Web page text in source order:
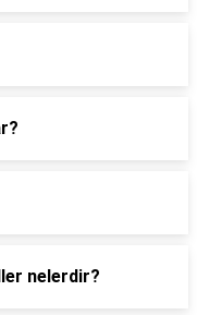
nelerdir?